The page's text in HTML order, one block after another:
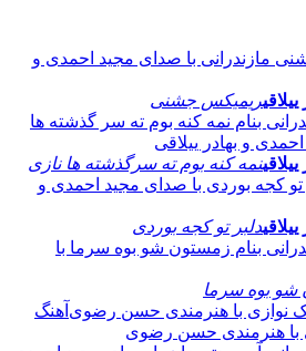
ریمیکس جشنی
نمه کنه بوم ته سرگذشته ها نازی
دلبر تو کجه بوردی
بوه سرما
آهنگ
با هنرمندی حسن رضوی